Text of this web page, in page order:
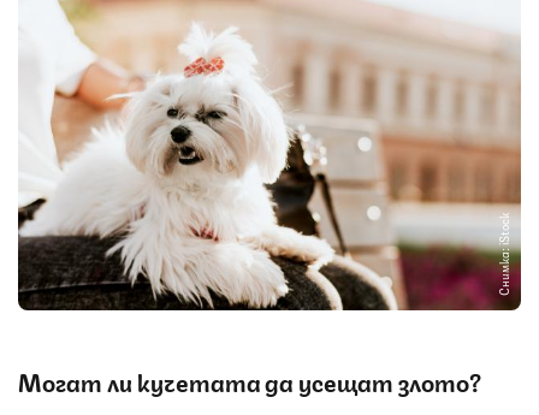
Снимка: iStock
Могат ли кучетата да усещат злото?